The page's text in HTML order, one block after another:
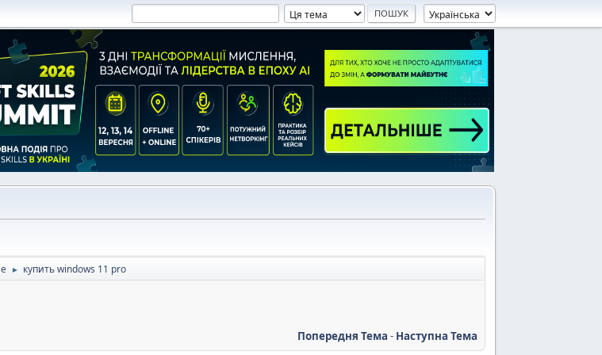
► купить windows 11 pro
Попередня Тема - Наступна Тема